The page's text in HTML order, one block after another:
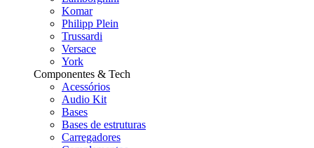
Komar
Philipp Plein
Trussardi
Versace
York
Componentes & Tech
Acessórios
Audio Kit
Bases
Bases de estruturas
Carregadores